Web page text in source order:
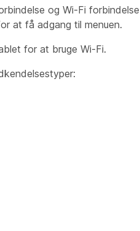
og Wi-Fi
at få adgang til menuen.
for at bruge Wi-Fi.